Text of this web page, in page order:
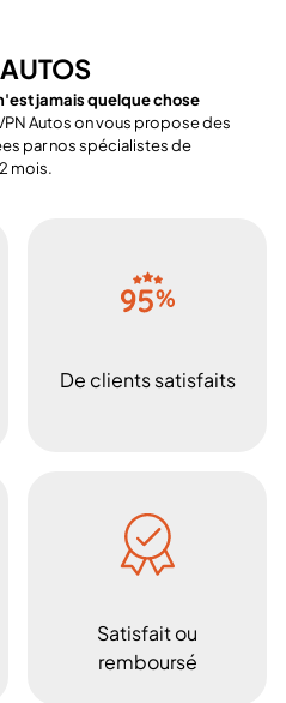
jamais quelque chose
Autos on vous propose des
par nos spécialistes de
mois.
De clients satisfaits
Satisfait ou
remboursé